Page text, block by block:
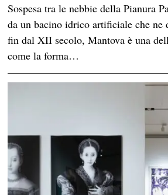
Sospesa tra le nebbie della Pianura
da un bacino idrico artificiale che ne
fin dal XII secolo, Mantova è una
come la forma…